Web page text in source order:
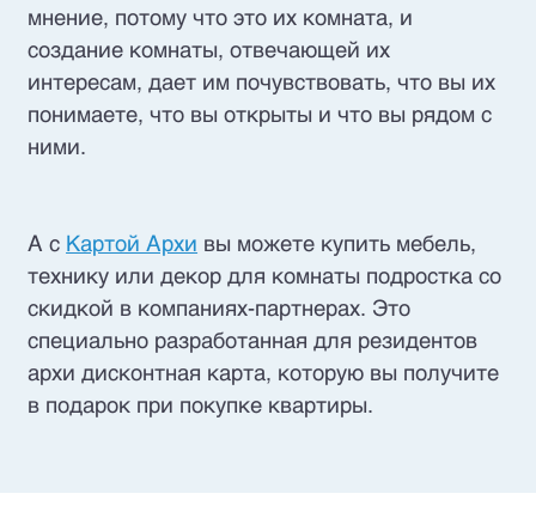
мнение, потому что это их комната, и
создание комнаты, отвечающей их
интересам, дает им почувствовать, что вы их
понимаете, что вы открыты и что вы рядом с
ними.
А с Картой Архи вы можете купить мебель,
технику или декор для комнаты подростка со
скидкой в ​​компаниях-партнерах. Это
специально разработанная для резидентов
архи дисконтная карта, которую вы получите
в подарок при покупке квартиры.